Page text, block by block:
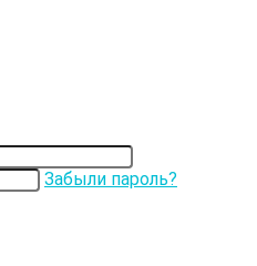
Забыли пароль?